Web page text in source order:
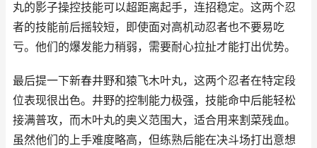
丸的影子操控技能可以超距离起手，连招稳定。这两个忍
者的技能前后摇较短，即使面对高机动忍者也不要易吃
亏。他们的爆发能力稍弱，需要耐心拉扯才能打出优势。
最后提一下新春井野和猿飞木叶丸，这两个忍者在特定段
位表现很出色。井野的控制能力极强，技能命中后能轻松
接满普攻，而木叶丸的奥义范围大，适合用来割菜残血。
虽然他们的上手难度略高，但练熟后能在决斗场打出意想